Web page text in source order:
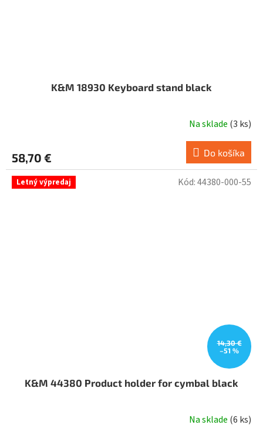
K&M 18930 Keyboard stand black
Na sklade (3 ks)
58,70 € Do košíka
Letný výpredaj
14,30 €
–51 %
K&M 44380 Product holder for cymbal black
Na sklade (6 ks)
Kód:44380-000-55